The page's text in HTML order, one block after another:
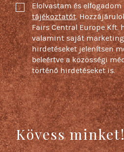
Elolvastam és
tájékoztatót.
Fairs Central Europe Kft.
valamint saját
hirdetéseket jelenítsen
beleértve a közösségi
történő hirdetéseket is.
Kövess